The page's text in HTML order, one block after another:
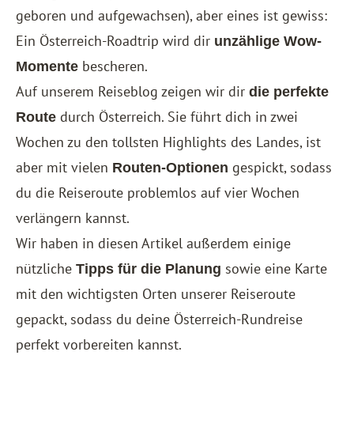
geboren und aufgewachsen), aber eines ist gewiss:
Ein Österreich-Roadtrip wird dir unzählige Wow-
Momente bescheren.
Auf unserem Reiseblog zeigen wir dir die perfekte
Route durch Österreich. Sie führt dich in zwei
Wochen zu den tollsten Highlights des Landes, ist
aber mit vielen Routen-Optionen gespickt, sodass
du die Reiseroute problemlos auf vier Wochen
verlängern kannst.
Wir haben in diesen Artikel außerdem einige
nützliche Tipps für die Planung sowie eine Karte
mit den wichtigsten Orten unserer Reiseroute
gepackt, sodass du deine Österreich-Rundreise
perfekt vorbereiten kannst.